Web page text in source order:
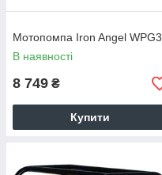
Мотопомпа Iron Angel WPG3
В наявності
8 749 ₴
Купити